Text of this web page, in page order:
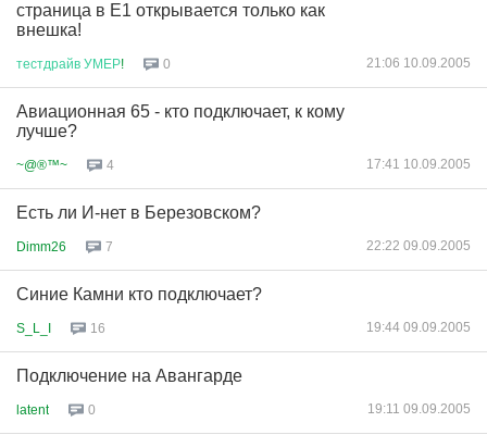
страница в Е1 открывается только как
внешка!
тестдрайв УМЕР! 0 21:06 10.09.2005
Авиационная 65 - кто подключает, к кому
лучше?
~@®™~ 4 17:41 10.09.2005
Есть ли И-нет в Березовском?
Dimm26 7 22:22 09.09.2005
Синие Камни кто подключает?
S_L_I 16 19:44 09.09.2005
Подключение на Авангарде
latent 0 19:11 09.09.2005